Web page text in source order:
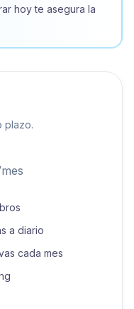
hoy te asegura la
plazo.
a diario
cada mes